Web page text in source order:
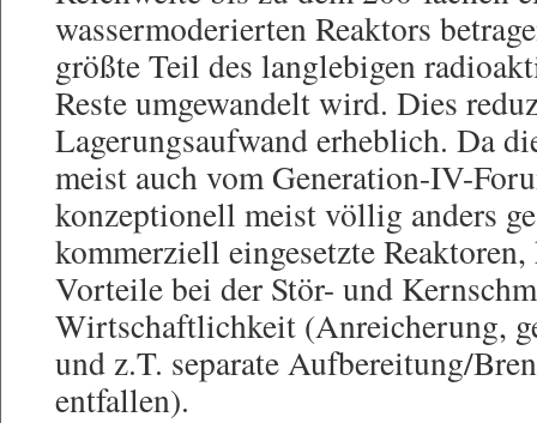
wassermoderierten Reaktors
größte Teil des langlebigen
Reste umgewandelt wird. Dies
Lagerungsaufwand erheblich. Da
meist auch vom Generation-IV-
konzeptionell meist völlig anders
kommerziell eingesetzte
Vorteile bei der Stör- und
Wirtschaftlichkeit (Anreicherung,
und z.T. separate Aufbereitung/
entfallen).